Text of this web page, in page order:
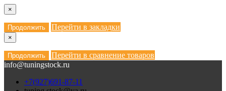
×
Продолжить Перейти в закладки
×
Продолжить
Перейти в сравнение товаров
info@tuningstock.ru
+7(927)691-87-11